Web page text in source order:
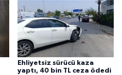
Ehliyetsiz sürücü kaza
yaptı, 40 bin TL ceza ödedi